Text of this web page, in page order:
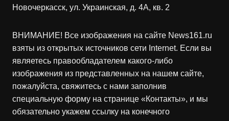
Новочеркасск, ул. Украинская, д. 4А, кв. 2
ВНИМАНИЕ! Все изображения на сайте News161.ru
взяты из открытых источников сети Internet. Если вы
являетесь правообладателем какого-либо
изображения из представленных на нашем сайте,
пожалуйста, свяжитесь с нами заполнив
специальную форму на странице «Контакты», и мы
обязательно укажем ссылку на конечного